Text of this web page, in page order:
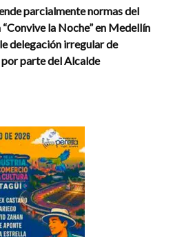
parcialmente normas del
la Noche” en Medellín
delegación irregular de
parte del Alcalde